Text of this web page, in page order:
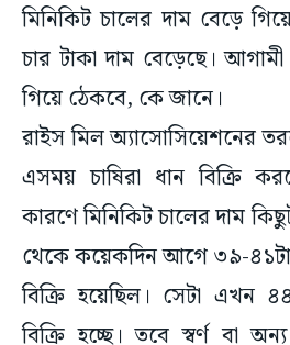
মিনিকিট চালের দাম বেড়ে
চার টাকা দাম বেড়েছে।
গিয়ে ঠেকবে, কে জানে।
রাইস মিল অ্যাসোসিয়েশনের
এসময় চাষিরা ধান বিক্রি
কারণে মিনিকিট চালের দাম
থেকে কয়েকদিন আগে ৩৯-
বিক্রি হয়েছিল। সেটা এখন
বিক্রি হচ্ছে। তবে স্বর্ণ বা